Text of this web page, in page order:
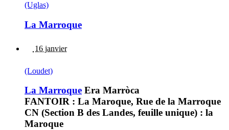
(Uglas)
La Marroque
16 janvier
(Loudet)
La Marroque Era Marròca
FANTOIR : La Maroque, Rue de la Marroque
CN (Section B des Landes, feuille unique) : la
Maroque